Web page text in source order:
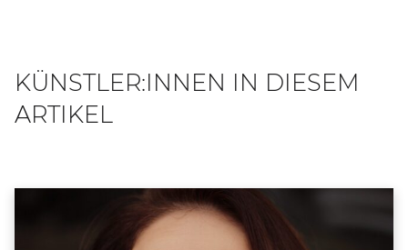
KÜNSTLER:INNEN IN DIESEM
ARTIKEL